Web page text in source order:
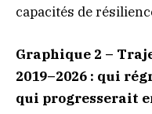
capacités de
Graphique 2 –
2019–2026 : qui
qui progresserait